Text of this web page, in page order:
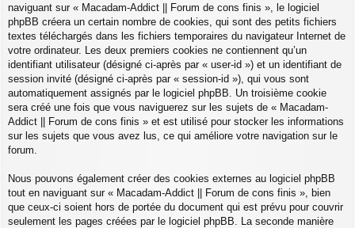
naviguant sur « Macadam-Addict || Forum de cons finis », le logiciel
phpBB créera un certain nombre de cookies, qui sont des petits fichiers
textes téléchargés dans les fichiers temporaires du navigateur Internet de
votre ordinateur. Les deux premiers cookies ne contiennent qu’un
identifiant utilisateur (désigné ci-après par « user-id ») et un identifiant de
session invité (désigné ci-après par « session-id »), qui vous sont
automatiquement assignés par le logiciel phpBB. Un troisième cookie
sera créé une fois que vous naviguerez sur les sujets de « Macadam-
Addict || Forum de cons finis » et est utilisé pour stocker les informations
sur les sujets que vous avez lus, ce qui améliore votre navigation sur le
forum.
Nous pouvons également créer des cookies externes au logiciel phpBB
tout en naviguant sur « Macadam-Addict || Forum de cons finis », bien
que ceux-ci soient hors de portée du document qui est prévu pour couvrir
seulement les pages créées par le logiciel phpBB. La seconde manière